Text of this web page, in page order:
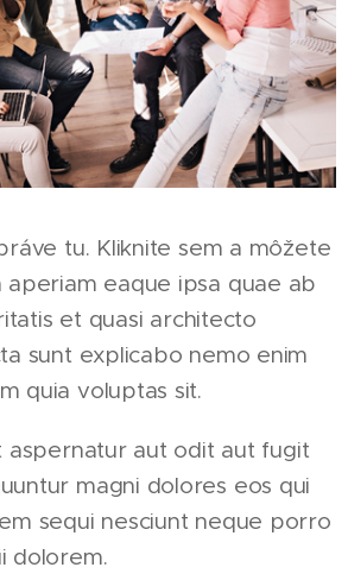
tu. Kliknite sem a môžete
aperiam eaque ipsa quae ab
et quasi architecto
sunt explicabo nemo enim
quia voluptas sit.
aspernatur aut odit aut fugit
magni dolores eos qui
sequi nesciunt neque porro
dolorem.